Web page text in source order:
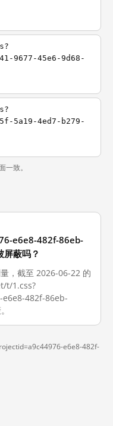
9677-45e6-9d68-
5a19-4ed7-b279-
致。
e6e8-482f-86eb-
蔽吗？
，截至 2026-06-22 的
t/1.css?
482f-86eb-
e6e8-482f-